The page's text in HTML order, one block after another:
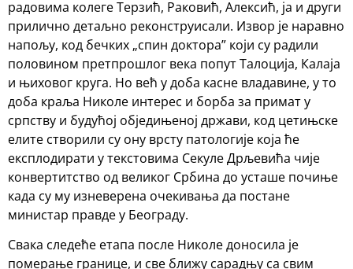
радовима колеге Терзић, Раковић, Алексић, ја и други
прилично детаљно реконструисали. Извор је наравно
напољу, код бечких „спин доктора” који су радили
половином претпрошлог века попут Талоција, Калаја
и њиховог круга. Но већ у доба касне владавине, у то
доба краља Николе интерес и борба за примат у
српству и будућој обједињеној држави, код цетињске
елите створили су ону врсту патологије која ће
експлодирати у текстовима Секуле Дрљевића чије
конвертитство од великог Србина до усташе почиње
када су му изневерена очекивања да постане
министар правде у Београду.
Свака следеће етапа после Николе доносила је
померање границе, и све ближу сарадњу са свим